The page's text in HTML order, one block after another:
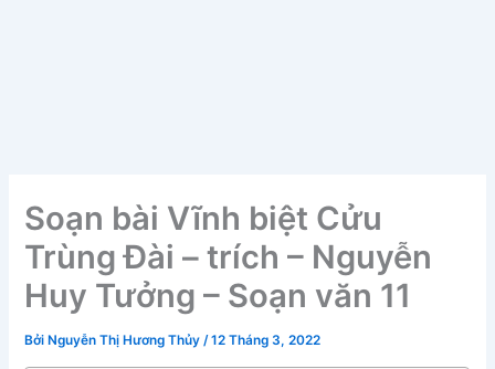
Soạn bài Vĩnh biệt Cửu
Trùng Đài – trích – Nguyễn
Huy Tưởng – Soạn văn 11
Bởi Nguyễn Thị Hương Thủy/12 Tháng 3, 2022